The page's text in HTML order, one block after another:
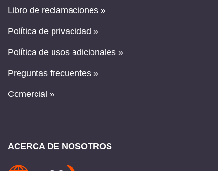
Libro de reclamaciones »
Política de privacidad »
Política de usos adicionales »
Preguntas frecuentes »
Comercial »
ACERCA DE NOSOTROS